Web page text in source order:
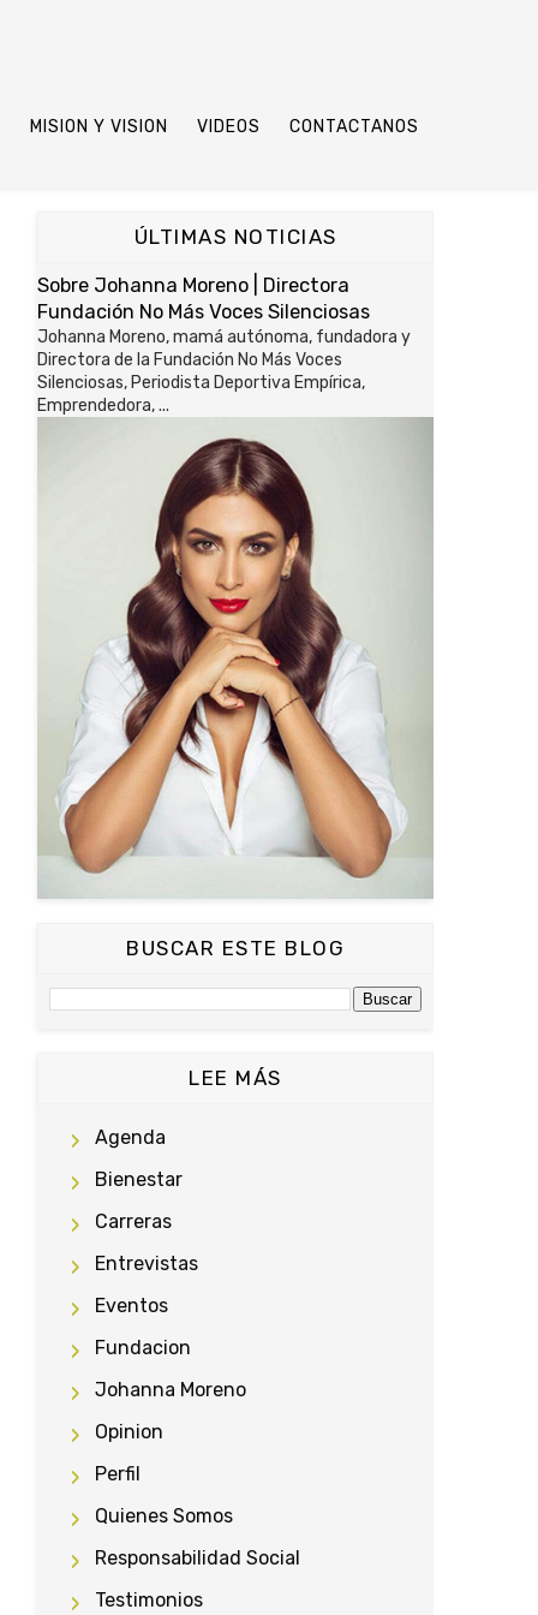
MISION Y VISION VIDEOS CONTACTANOS
ÚLTIMAS NOTICIAS
Sobre Johanna Moreno | Directora
Fundación No Más Voces Silenciosas
Johanna Moreno, mamá autónoma, fundadora y
Directora de la Fundación No Más Voces
Silenciosas, Periodista Deportiva Empírica,
Emprendedora, ...
BUSCAR ESTE BLOG
LEE MÁS
Agenda
Bienestar
Carreras
Entrevistas
Eventos
Fundacion
Johanna Moreno
Opinion
Perfil
Quienes Somos
Responsabilidad Social
Testimonios